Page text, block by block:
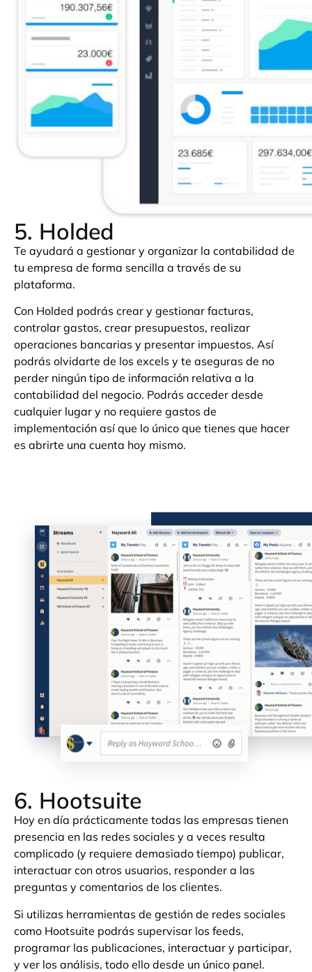
5. Holded
Te ayudará a gestionar y organizar la contabilidad de
tu empresa de forma sencilla a través de su
plataforma.
Con Holded podrás crear y gestionar facturas,
controlar gastos, crear presupuestos, realizar
operaciones bancarias y presentar impuestos. Así
podrás olvidarte de los excels y te aseguras de no
perder ningún tipo de información relativa a la
contabilidad del negocio. Podrás acceder desde
cualquier lugar y no requiere gastos de
implementación así que lo único que tienes que hacer
es abrirte una cuenta hoy mismo.
6. Hootsuite
Hoy en día prácticamente todas las empresas tienen
presencia en las redes sociales y a veces resulta
complicado (y requiere demasiado tiempo) publicar,
interactuar con otros usuarios, responder a las
preguntas y comentarios de los clientes.
Si utilizas herramientas de gestión de redes sociales
como Hootsuite podrás supervisar los feeds,
programar las publicaciones, interactuar y participar,
y ver los análisis, todo ello desde un único panel.